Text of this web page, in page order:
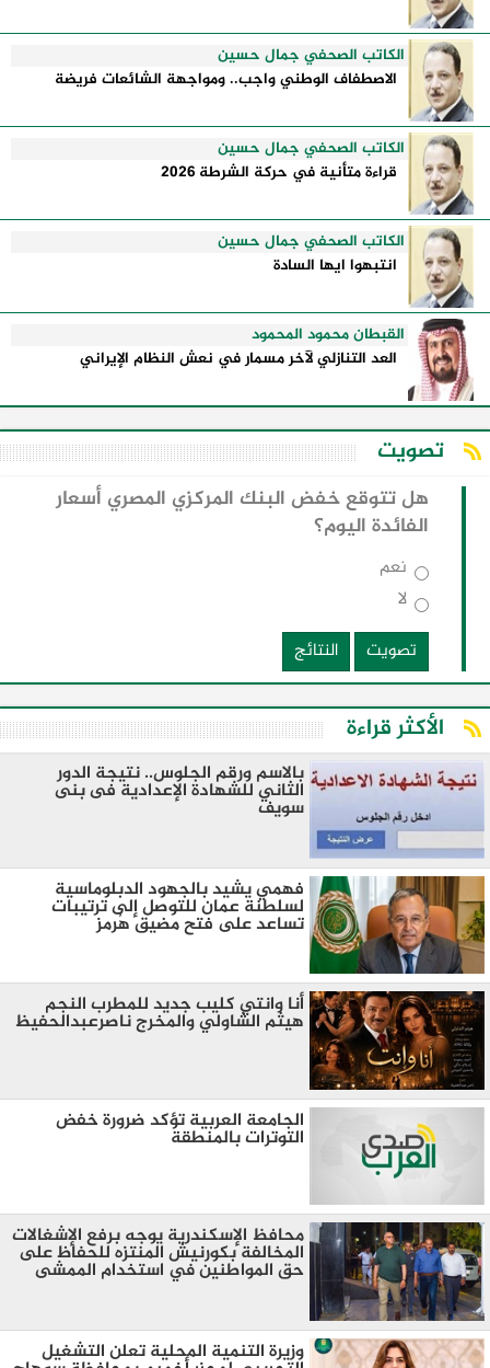
الكاتب الصحفي جمال حسين
الاصطفاف الوطني واجب.. ومواجهة الشائعات فريضة
الكاتب الصحفي جمال حسين
قراءة متأنية في حركة الشرطة 2026
الكاتب الصحفي جمال حسين
انتبهوا ايها السادة
القبطان محمود المحمود
العد التنازلي لآخر مسمار في نعش النظام الإيراني
تصويت
هل تتوقع خفض البنك المركزي المصري أسعار
الفائدة اليوم؟
نعم
لا
تصويت
النتائج
الأكثر قراءة
بالاسم ورقم الجلوس.. نتيجة الدور
الثاني للشهادة الإعدادية فى بنى
سويف
فهمي يشيد بالجهود الدبلوماسية
لسلطنة عمان للتوصل إلى ترتيبات
تساعد على فتح مضيق هُرمز
أنا وانتي كليب جديد للمطرب النجم
هيثم الشاولي والمخرج ناصرعبدالحفيظ
الجامعة العربية تؤكد ضرورة خفض
التوترات بالمنطقة ‏
محافظ الإسكندرية يوجه برفع الإشغالات
المخالفة بكورنيش المنتزه للحفاظ على
حق المواطنين في استخدام الممشى
وزيرة التنمية المحلية تعلن التشغيل